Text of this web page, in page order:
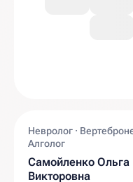
Невролог ·
Алголог
Самойленко Ольга
Викторовна